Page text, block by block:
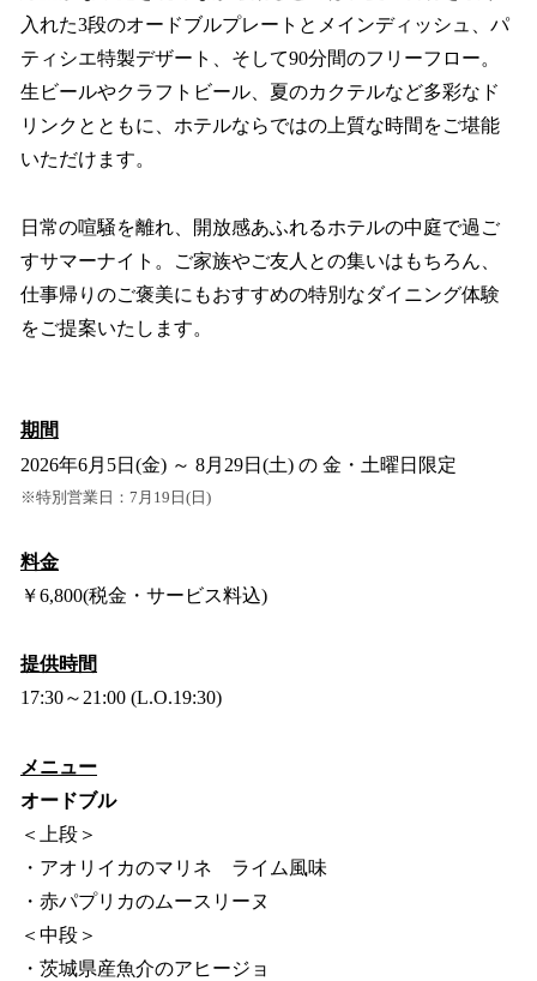
入れた3段のオードブルプレートとメインディッシュ、パ
ティシエ特製デザート、そして90分間のフリーフロー。
生ビールやクラフトビール、夏のカクテルなど多彩なド
リンクとともに、ホテルならではの上質な時間をご堪能
いただけます。
日常の喧騒を離れ、開放感あふれるホテルの中庭で過ご
すサマーナイト。ご家族やご友人との集いはもちろん、
仕事帰りのご褒美にもおすすめの特別なダイニング体験
をご提案いたします。
期間
2026年6月5日(金) ～ 8月29日(土) の 金・土曜日限定
※特別営業日：7月19日(日)
料金
￥6,800(税金・サービス料込)
提供時間
17:30～21:00 (L.O.19:30)
メニュー
オードブル
＜上段＞
・アオリイカのマリネ ライム風味
・赤パプリカのムースリーヌ
＜中段＞
・茨城県産魚介のアヒージョ